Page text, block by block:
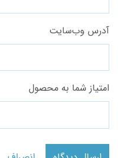
آدرس وب‌سایت
امتیاز شما به محصول